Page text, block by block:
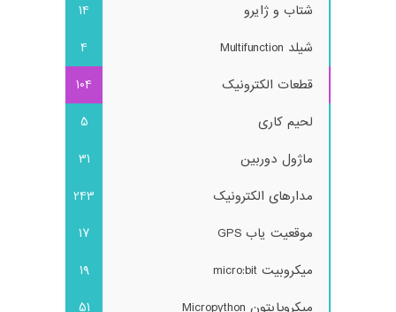
شتاب و ژایرو
14
شیلد Multifunction
4
قطعات الکترونیک
104
لحیم کاری
5
ماژول دوربین
31
مدارهای الکترونیک
243
موقعیت یاب GPS
17
میکروبیت micro:bit
19
میکروپایتون Micropython
51